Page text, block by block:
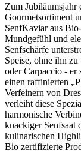
Zum Jubiläumsjahr
Gourmetsortiment
SenfKaviar aus
Mundgefühl und
Senfschärfe
Speise, ohne ihn
oder Carpaccio - er
einen raffinierten
Verfeinern von
verleiht diese
harmonische
knackiger Senfsaat
kulinarischen
Bio zertifizierte